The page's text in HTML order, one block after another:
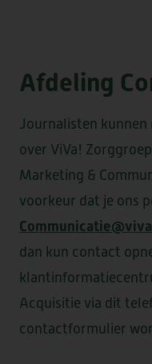
HEEMSWIJK
SINT AGNES
WESTERHEEM
FORUM II
Afdeling
Journalisten kunnen
over ViVa!
Marketing &
voorkeur dat je ons
dan kun contact
Acquisitie via dit
contactformulier